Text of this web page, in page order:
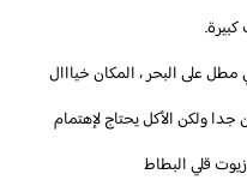
على البحر ، المكان خيااال
جدا ولكن الأكل يحتاج لإهتمام
قلي البطاط